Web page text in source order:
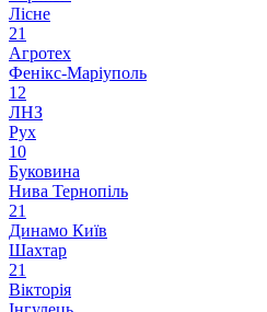
Лісне
21
Агротех
Фенікс-Маріуполь
1 2
ЛНЗ
Рух
10
Буковина
Нива Тернопіль
21
Динамо Київ
Шахтар
21
Вікторія